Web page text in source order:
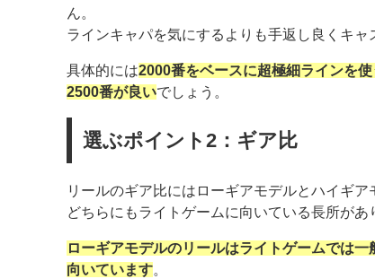
ん。
ラインキャパを気にするよりも手返し良くキャ
具体的には2000番をベースに超極細ラインを
2500番が良いでしょう。
選ぶポイント2：ギア比
リールのギア比にはローギアモデルとハイギア
どちらにもライトゲームに向いている長所が
ローギアモデルのリールはライトゲームでは
向いています。